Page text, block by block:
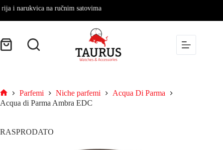
narukvica na ručnim satovima
Parfemi Niche parfemi
Acqua Di Parma
Acqua di Parma Ambra EDC
RASPRODATO